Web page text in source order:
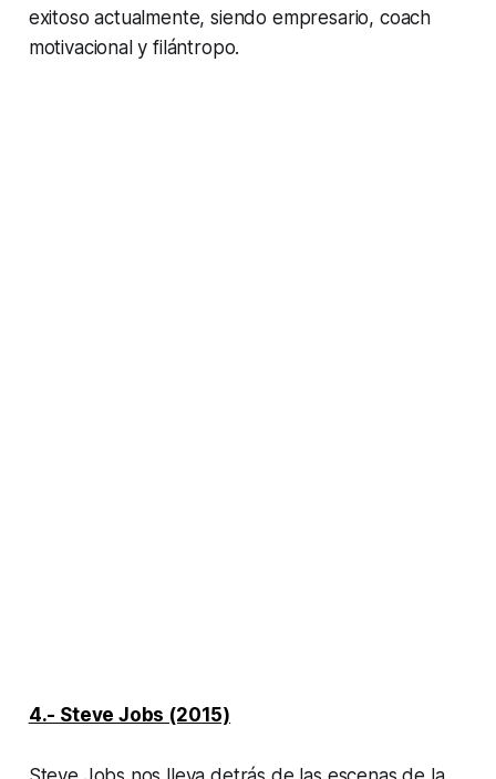
exitoso actualmente, siendo empresario, coach
motivacional y filántropo.
4.- Steve Jobs (2015)